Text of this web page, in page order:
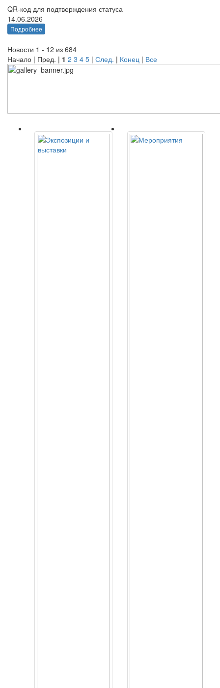
QR-код для подтверждения статуса
14.06.2026
Подробнее
Новости 1 - 12 из 684
Начало | Пред. | 1 2 3 4 5 | След. | Конец | Все